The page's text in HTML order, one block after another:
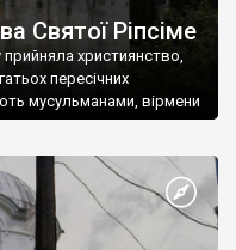
Святої Ріпсіме
прийняла християнство,
пересічних
мусульманами, вірмени